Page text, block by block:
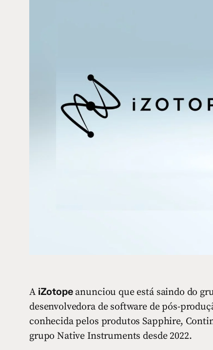
A iZotopeanunciou que está saindo do
desenvolvedora de software de pós-
conhecida pelos produtos Sapphire,
grupo Native Instruments desde 2022.